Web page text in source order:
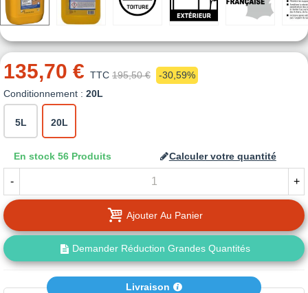
135,70 € TTC 195,50 €
-30,59%
Conditionnement : 20L
5L 20L
En stock 56 Produits Calculer votre quantité
- +
Ajouter Au Panier
Demander Réduction Grandes Quantités
Livraison